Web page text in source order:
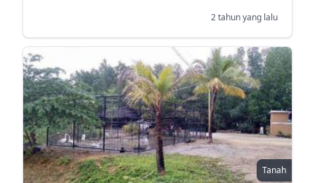
2 tahun yang lalu
Tanah